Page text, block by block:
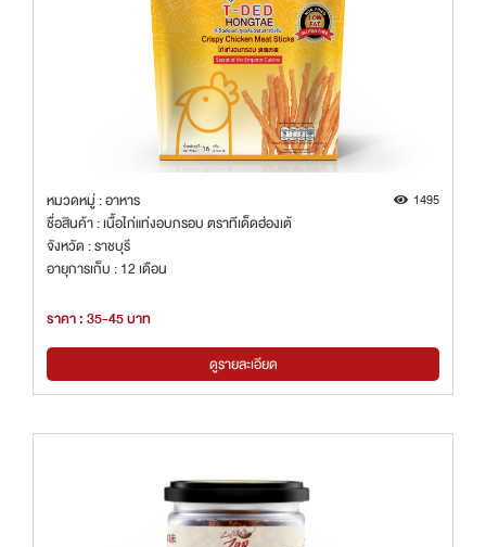
หมวดหมู่ : อาหาร 1495
ชื่อสินค้า : เนื้อไก่แท่งอบกรอบ ตราทีเด็ดฮ่องเต้
จังหวัด : ราชบุรี
อายุการเก็บ : 12 เดือน
ราคา : 35-45 บาท
ดูรายละเอียด